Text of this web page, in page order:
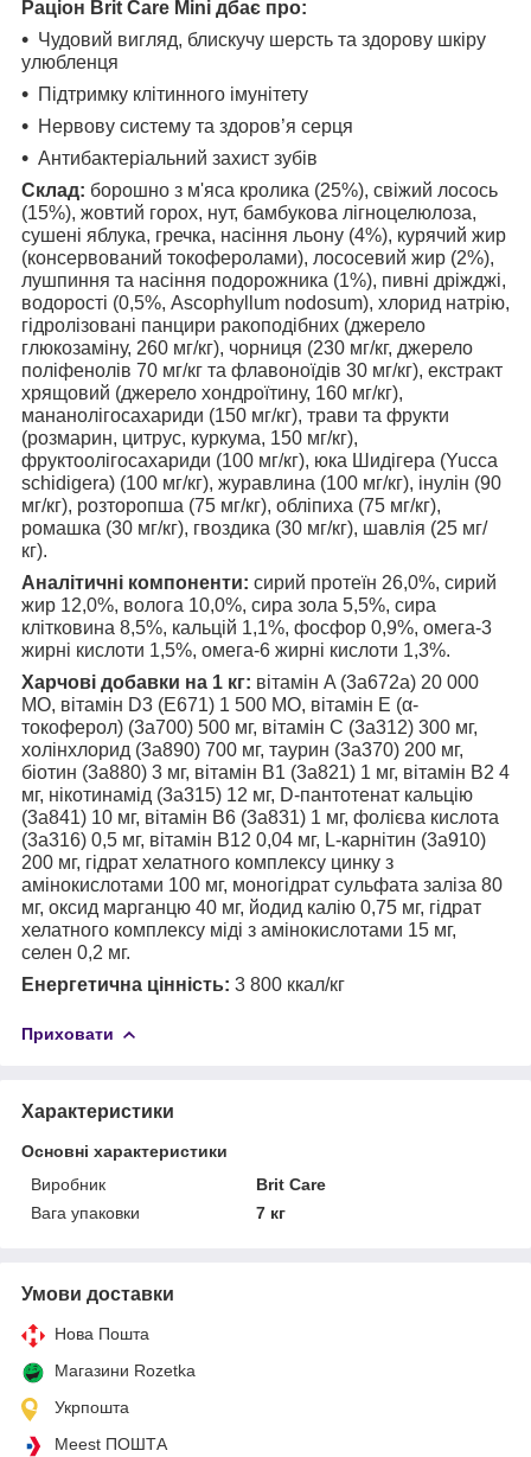
Раціон Brit Care Mini дбає про:
Чудовий вигляд, блискучу шерсть та здорову шкіру
улюбленця
Підтримку клітинного імунітету
Нервову систему та здоров’я серця
Антибактеріальний захист зубів
Склад: борошно з м'яса кролика (25%), свіжий лосось
(15%), жовтий горох, нут, бамбукова лігноцелюлоза,
сушені яблука, гречка, насіння льону (4%), курячий жир
(консервований токоферолами), лососевий жир (2%),
лушпиння та насіння подорожника (1%), пивні дріжджі,
водорості (0,5%, Ascophyllum nodosum), хлорид натрію,
гідролізовані панцири ракоподібних (джерело
глюкозаміну, 260 мг/кг), чорниця (230 мг/кг, джерело
поліфенолів 70 мг/кг та флавоноїдів 30 мг/кг), екстракт
хрящовий (джерело хондроїтину, 160 мг/кг),
мананолігосахариди (150 мг/кг), трави та фрукти
(розмарин, цитрус, куркума, 150 мг/кг),
фруктоолігосахариди (100 мг/кг), юка Шидігера (Yucca
schidigera) (100 мг/кг), журавлина (100 мг/кг), інулін (90
мг/кг), розторопша (75 мг/кг), обліпиха (75 мг/кг),
ромашка (30 мг/кг), гвоздика (30 мг/кг), шавлія (25 мг/
кг).
Аналітичні компоненти: сирий протеїн 26,0%, сирий
жир 12,0%, волога 10,0%, сира зола 5,5%, сира
клітковина 8,5%, кальцій 1,1%, фосфор 0,9%, омега-3
жирні кислоти 1,5%, омега-6 жирні кислоти 1,3%.
Харчові добавки на 1 кг: вітамін A (3a672a) 20 000
МО, вітамін D3 (E671) 1 500 МО, вітамін E (α-
токоферол) (3a700) 500 мг, вітамін C (3a312) 300 мг,
холінхлорид (3a890) 700 мг, таурин (3a370) 200 мг,
біотин (3a880) 3 мг, вітамін B1 (3a821) 1 мг, вітамін B2 4
мг, нікотинамід (3a315) 12 мг, D-пантотенат кальцію
(3a841) 10 мг, вітамін B6 (3a831) 1 мг, фолієва кислота
(3a316) 0,5 мг, вітамін B12 0,04 мг, L-карнітин (3a910)
200 мг, гідрат хелатного комплексу цинку з
амінокислотами 100 мг, моногідрат сульфата заліза 80
мг, оксид марганцю 40 мг, йодид калію 0,75 мг, гідрат
хелатного комплексу міді з амінокислотами 15 мг,
селен 0,2 мг.
Енергетична цінність: 3 800 ккал/кг
Приховати
Характеристики
Основні характеристики
Виробник
Brit Care
Вага упаковки
7 кг
Умови доставки
Нова Пошта
Магазини Rozetka
Укрпошта
Meest ПОШТА